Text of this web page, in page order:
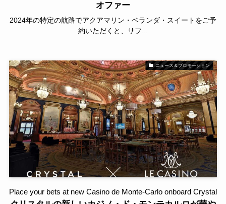
オファー
2024年の特定の航路でアクアマリン・ベランダ・スイートをご予
約いただくと、サフ...
ニュース＆プロモーション
Place your bets at new Casino de Monte-Carlo onboard Crystal